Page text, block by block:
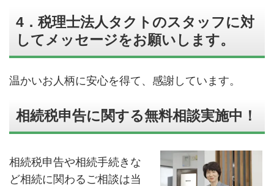
4．税理士法人タクトのスタッフに対
してメッセージをお願いします。
温かいお人柄に安心を得て、感謝しています。
相続税申告に関する無料相談実施中！
相続税申告や相続手続きな
ど相続に関わるご相談は当